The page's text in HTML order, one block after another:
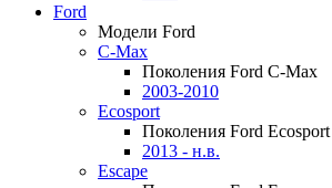
Ford
Модели Ford
C-Max
Поколения Ford C-Max
2003-2010
Ecosport
Поколения Ford Ecosport
2013 - н.в.
Escape